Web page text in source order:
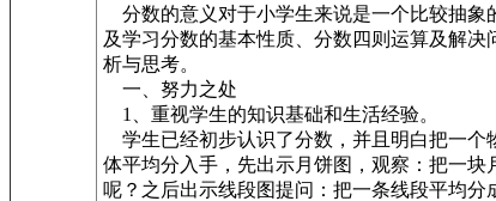
分数的意义对于小学生来说是一个比较抽象
及学习分数的基本性质、分数四则运算及解
析与思考。
一、努力之处
1、重视学生的知识基础和生活经验。
学生已经初步认识了分数，并且明白把一个
体平均分入手，先出示月饼图，观察：把一
呢？之后出示线段图提问：把一条线段平均